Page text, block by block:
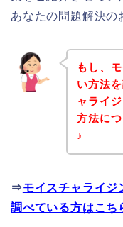
あなたの問題解決の
もし、
い方法
ャライ
方法に
♪
⇒モイスチャライジ
調べている方はこち